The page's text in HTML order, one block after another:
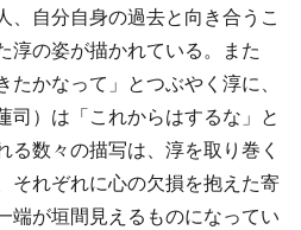
、自分自身の過去と向き合うこ
淳の姿が描かれている。また
たかなって」とつぶやく淳に、
司）は「これからはするな」と
数々の描写は、淳を取り巻く
それぞれに心の欠損を抱えた寄
端が垣間見えるものになってい